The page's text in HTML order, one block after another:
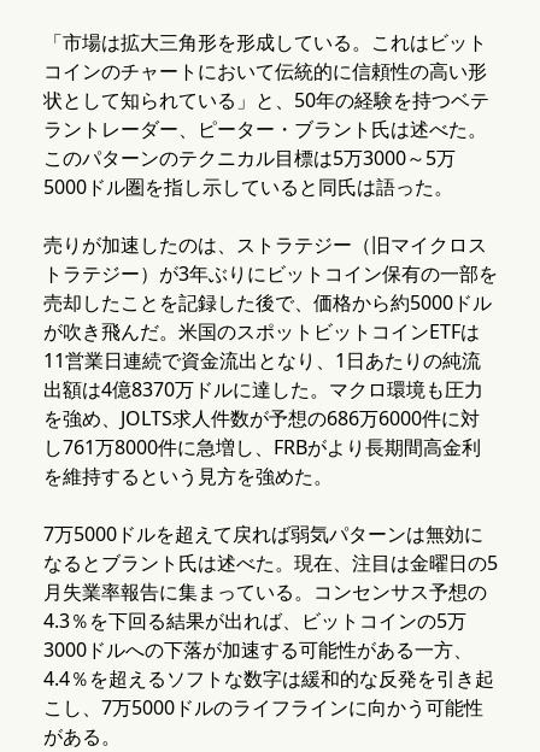
「市場は拡大三角形を形成している。これはビット
コインのチャートにおいて伝統的に信頼性の高い形
状として知られている」と、50年の経験を持つベテ
ラントレーダー、ピーター・ブラント氏は述べた。
このパターンのテクニカル目標は5万3000～5万
5000ドル圏を指し示していると同氏は語った。
売りが加速したのは、ストラテジー（旧マイクロス
トラテジー）が3年ぶりにビットコイン保有の一部を
売却したことを記録した後で、価格から約5000ドル
が吹き飛んだ。米国のスポットビットコインETFは
11営業日連続で資金流出となり、1日あたりの純流
出額は4億8370万ドルに達した。マクロ環境も圧力
を強め、JOLTS求人件数が予想の686万6000件に対
し761万8000件に急増し、FRBがより長期間高金利
を維持するという見方を強めた。
7万5000ドルを超えて戻れば弱気パターンは無効に
なるとブラント氏は述べた。現在、注目は金曜日の5
月失業率報告に集まっている。コンセンサス予想の
4.3％を下回る結果が出れば、ビットコインの5万
3000ドルへの下落が加速する可能性がある一方、
4.4％を超えるソフトな数字は緩和的な反発を引き起
こし、7万5000ドルのライフラインに向かう可能性
がある。